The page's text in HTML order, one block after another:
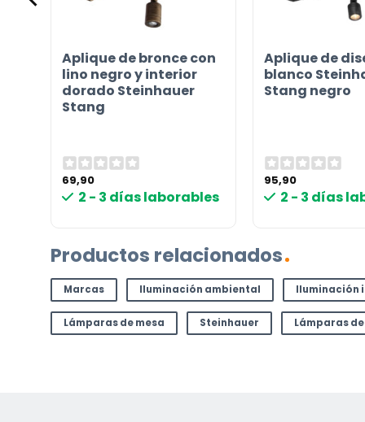
(Obligatorio)
Instrucciones en diferentes idiomas
Etiqueta energética
¿TIENES ALGUNA PREGUNTA?
Aplique de bronce con
lino negro y interior
dorado Steinhauer
Stang
69,90
2 - 3 días laborables
Aplique de
blanco
Stang negro
95,90
2 - 3 días
Productos relacionados
Marcas Iluminación ambiental Iluminación
Lámparas de mesa Steinhauer Lámparas